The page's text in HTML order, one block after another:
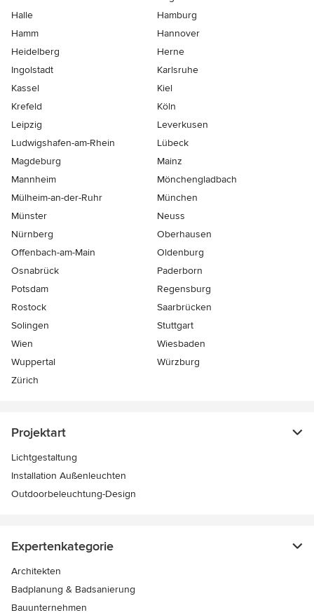
Halle
Hamburg
Hamm
Hannover
Heidelberg
Herne
Ingolstadt
Karlsruhe
Kassel
Kiel
Krefeld
Köln
Leipzig
Leverkusen
Ludwigshafen-am-Rhein
Lübeck
Magdeburg
Mainz
Mannheim
Mönchen­gladbach
Mülheim-an-der-Ruhr
München
Münster
Neuss
Nürnberg
Oberhausen
Offenbach-am-Main
Oldenburg
Osnabrück
Paderborn
Potsdam
Regensburg
Rostock
Saarbrücken
Solingen
Stuttgart
Wien
Wiesbaden
Wuppertal
Würzburg
Zürich
Projektart
Lichtgestaltung
Installation Außenleuchten
Outdoorbeleuchtung-Design
Expertenkategorie
Architekten
Badplanung & Badsanierung
Bauunternehmen